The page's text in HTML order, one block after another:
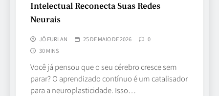
Intelectual Reconecta Suas Redes
Neurais
JÔ FURLAN 25 DE MAIO DE 2026
0
30 MINS
Você já pensou que o seu cérebro cresce sem
parar? O aprendizado contínuo é um catalisador
para a neuroplasticidade. Isso…